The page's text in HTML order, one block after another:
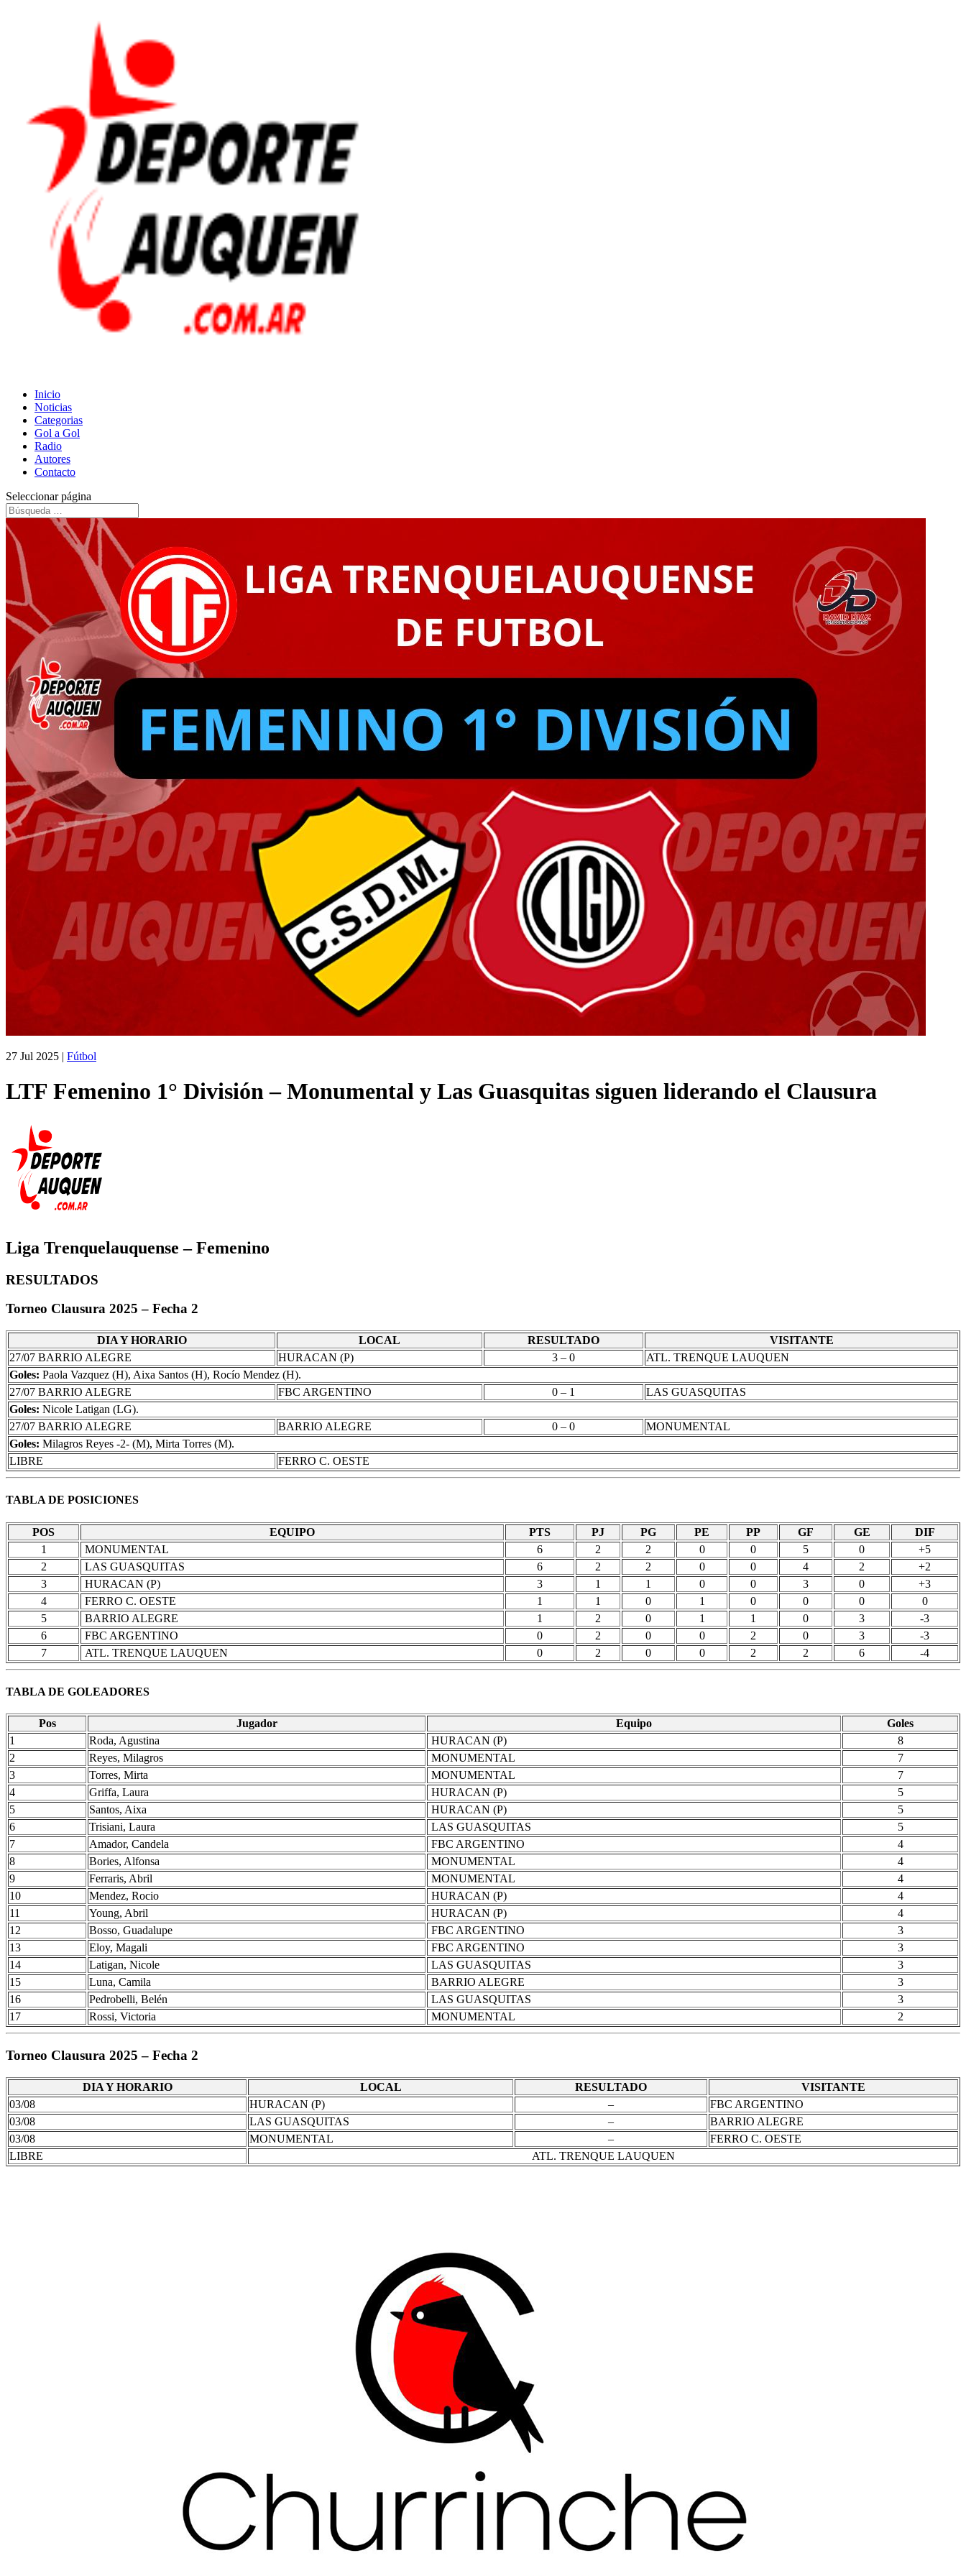
Inicio
Noticias
Categorias
Gol a Gol
Radio
Autores
Contacto
Seleccionar página
27 Jul 2025 | Fútbol
LTF Femenino 1° División – Monumental y Las Guasquitas siguen liderando el Clausura
Liga Trenquelauquense – Femenino
RESULTADOS
Torneo Clausura 2025 – Fecha 2
DIA Y HORARIO LOCAL RESULTADO
VISITANTE
27/07 BARRIO ALEGRE
HURACAN (P) 3 – 0
ATL. TRENQUE LAUQUEN
Goles: Paola Vazquez (H), Aixa Santos (H), Rocío Mendez (H).
27/07 BARRIO ALEGRE
FBC ARGENTINO 0 – 1
LAS GUASQUITAS
Goles: Nicole Latigan (LG).
27/07 BARRIO ALEGRE
BARRIO ALEGRE 0 – 0
MONUMENTAL
Goles: Milagros Reyes -2- (M), Mirta Torres (M).
LIBRE
FERRO C. OESTE
TABLA DE POSICIONES
POS EQUIPO PTS PJ PG PE PP GF GE
DIF
1
MONUMENTAL 6 2 2 0 0 5 0
+5
2
LAS GUASQUITAS 6 2 2 0 0 4 2
+2
3
HURACAN (P) 3 1 1 0 0 3 0
+3
4
FERRO C. OESTE 1 1 0 1 0 0 0
0
5
BARRIO ALEGRE 1 2 0 1 1 0 3
-3
6
FBC ARGENTINO 0 2 0 0 2 0 3
-3
7
ATL. TRENQUE LAUQUEN 0 2 0 0 2 2 6 -4
TABLA DE GOLEADORES
Pos Jugador Equipo
Goles
1
Roda, Agustina HURACAN (P)
8
2
Reyes, Milagros MONUMENTAL
7
3
Torres, Mirta MONUMENTAL
7
4
Griffa, Laura HURACAN (P)
5
5
Santos, Aixa HURACAN (P)
5
6
Trisiani, Laura LAS GUASQUITAS
5
7
Amador, Candela FBC ARGENTINO
4
8
Bories, Alfonsa MONUMENTAL
4
9
Ferraris, Abril MONUMENTAL
4
10
Mendez, Rocio HURACAN (P)
4
11
Young, Abril HURACAN (P)
4
12
Bosso, Guadalupe FBC ARGENTINO
3
13
Eloy, Magali FBC ARGENTINO
3
14
Latigan, Nicole LAS GUASQUITAS
3
15
Luna, Camila BARRIO ALEGRE
3
16
Pedrobelli, Belén LAS GUASQUITAS
3
17
Rossi, Victoria MONUMENTAL 2
Torneo Clausura 2025 – Fecha 2
DIA Y HORARIO LOCAL RESULTADO
VISITANTE
03/08
HURACAN (P) –
FBC ARGENTINO
03/08
LAS GUASQUITAS –
BARRIO ALEGRE
03/08
MONUMENTAL –
FERRO C. OESTE
LIBRE
ATL. TRENQUE LAUQUEN